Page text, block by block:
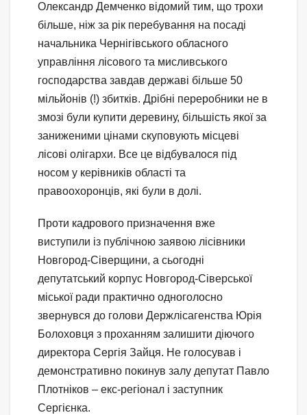
Олександр Демченко відомий тим, що трохи
більше, ніж за рік перебування на посаді
начальника Чернігівського обласного
управління лісового та мисливського
господарства завдав державі більше 50
мільйонів (!) збитків. Дрібні переробники не в
змозі були купити деревину, більшість якої за
заниженими цінами скуповують місцеві
лісові олігархи. Все це відбувалося під
носом у керівників області та
правоохоронців, які були в долі.
Проти кадрового призначення вже
виступили із публічною заявою лісівники
Новгород-Сіверщини, а сьогодні
депутатський корпус Новгород-Сіверської
міської ради практично одноголосно
звернувся до голови Держлісагенства Юрія
Болоховця з проханням залишити діючого
директора Сергія Зайця. Не голосував і
демонстративно покинув залу депутат Павло
Плотніков – екс-регіонал і заступник
Сергієнка.